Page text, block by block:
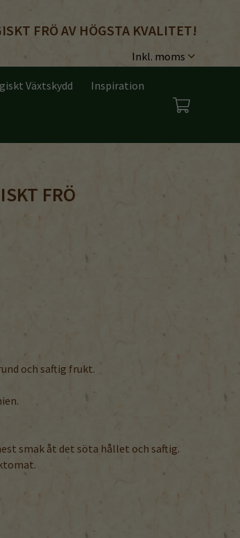
FRÖ AV HÖGSTA KVALITET!
Växtskydd Inspiration
FRÖ
och saftig frukt.
smak åt det söta hållet och saftig.